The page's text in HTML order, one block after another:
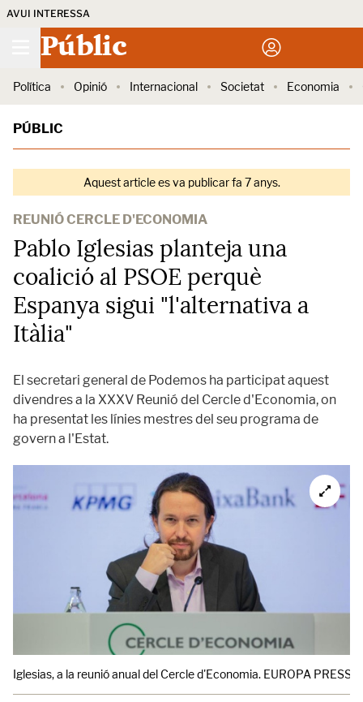
AVUI INTERESSA
Públic
Política Opinió Internacional Societat Economia
PÚBLIC
Aquest article es va publicar fa 7 anys.
REUNIÓ CERCLE D'ECONOMIA
Pablo Iglesias planteja una
coalició al PSOE perquè
Espanya sigui "l'alternativa a
Itàlia"
El secretari general de Podemos ha participat aquest
divendres a la XXXV Reunió del Cercle d'Economia, on
ha presentat les línies mestres del seu programa de
govern a l'Estat.
Iglesias, a la reunió anual del Cercle d'Economia. EUROPA PRESS.